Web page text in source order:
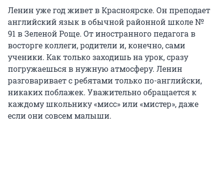
Ленин уже год живет в Красноярске. Он преподает
английский язык в обычной районной школе №
91 в Зеленой Роще. От иностранного педагога в
восторге коллеги, родители и, конечно, сами
ученики. Как только заходишь на урок, сразу
погружаешься в нужную атмосферу. Ленин
разговаривает с ребятами только по-английски,
никаких поблажек. Уважительно обращается к
каждому школьнику «мисс» или «мистер», даже
если они совсем малыши.